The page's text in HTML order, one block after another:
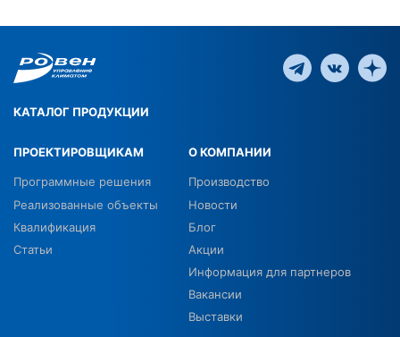
КАТАЛОГ ПРОДУКЦИИ
ПРОЕКТИРОВЩИКАМ
Программные решения
Реализованные объекты
Квалификация
Статьи
О КОМПАНИИ
Производство
Новости
Блог
Акции
Информация для партнеров
Вакансии
Выставки